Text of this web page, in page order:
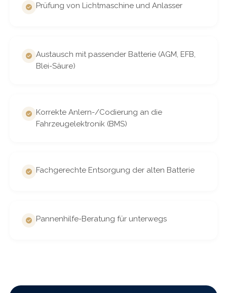
Prüfung von Lichtmaschine und Anlasser
Austausch mit passender Batterie (AGM, EFB,
Blei-Säure)
Korrekte Anlern-/Codierung an die
Fahrzeugelektronik (BMS)
Fachgerechte Entsorgung der alten Batterie
Pannenhilfe-Beratung für unterwegs